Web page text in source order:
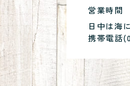
営業時間
日中は海
携帯電話(